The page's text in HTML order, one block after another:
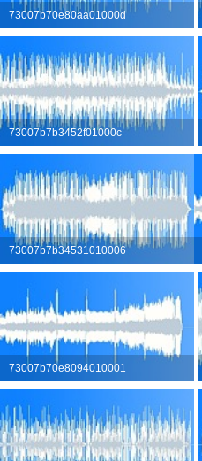
73007b70e80aa01000d
73007b7b3452f01000c
73007b7b34531010006
73007b70e8094010001